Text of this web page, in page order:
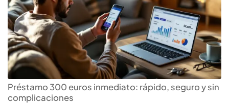
Préstamo 300 euros inmediato: rápido, seguro y sin
complicaciones